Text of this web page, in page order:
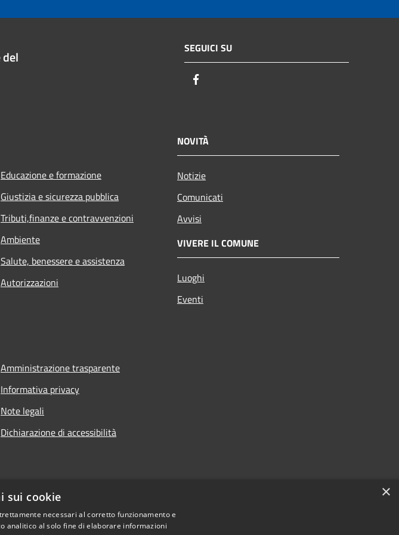
SEGUICI SU
Educazione e formazione
Giustizia e sicurezza pubblica
Tributi,finanze e contravvenzioni
Ambiente
Salute, benessere e assistenza
Autorizzazioni
NOVITÀ
Notizie
Comunicati
Avvisi
VIVERE IL COMUNE
Luoghi
Eventi
Amministrazione trasparente
Informativa privacy
Note legali
Dichiarazione di accessibilità
×
sui cookie
necessari al corretto funzionamento e
analitico al solo fine di elaborare informazioni